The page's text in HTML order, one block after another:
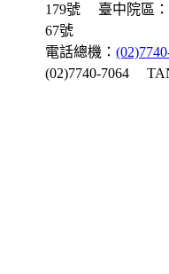
179號
臺中院區
67號
電話總機：
(02)7740-7064